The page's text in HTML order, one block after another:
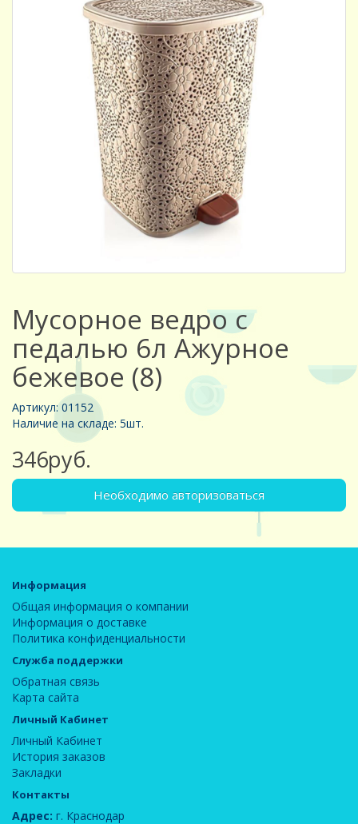
Мусорное ведро с
педалью 6л Ажурное
бежевое (8)
Артикул: 01152
Наличие на складе: 5шт.
346руб.
Необходимо авторизоваться
Информация
Общая информация о компании
Информация о доставке
Политика конфиденциальности
Служба поддержки
Обратная связь
Карта сайта
Личный Кабинет
Личный Кабинет
История заказов
Закладки
Контакты
Адрес: г. Краснодар